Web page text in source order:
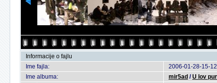
Informacije o fajlu
Ime fajla:
2006-01-28-15-
Ime albuma:
mir5ad /U lov